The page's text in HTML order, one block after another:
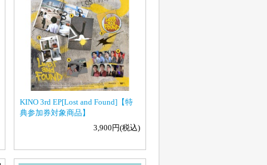
KINO 3rd EP[Lost and Found]【特
典参加券対象商品】
3,900円(税込)